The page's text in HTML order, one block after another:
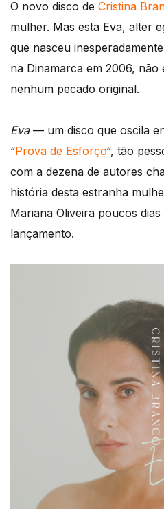
O novo disco de Cristina
mulher. Mas esta Eva, alter
que nasceu
na Dinamarca em 2006, não
nenhum pecado original.
Eva— um disco que oscila
“Prova de Esforço“, tão
com a dezena de autores
história desta estranha
Mariana Oliveira poucos
lançamento.